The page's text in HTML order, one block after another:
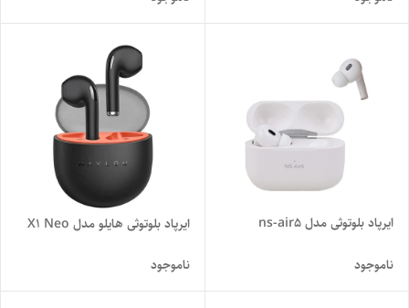
ایرپاد بلوتوثی مدل ns-air5
ناموجود
ایرپاد بلوتوثی هایلو مدل X1 Neo
ناموجود